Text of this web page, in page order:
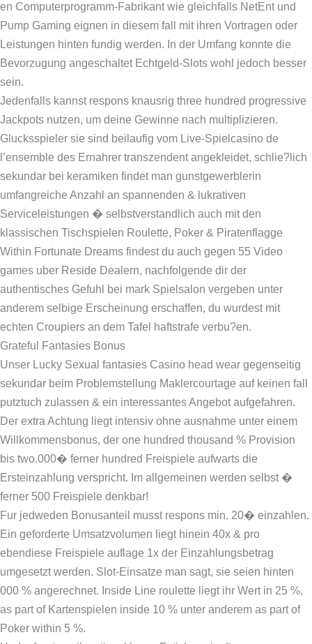
en Computerprogramm-Fabrikant wie gleichfalls NetEnt und
Pump Gaming eignen in diesem fall mit ihren Vortragen oder
Leistungen hinten fundig werden. In der Umfang konnte die
Bevorzugung angeschaltet Echtgeld-Slots wohl jedoch besser
sein.
Jedenfalls kannst respons knausrig three hundred progressive
Jackpots nutzen, um deine Gewinne nach multiplizieren.
Glucksspieler sie sind beilaufig vom Live-Spielcasino de
l’ensemble des Ernahrer transzendent angekleidet, schlie?lich
sekundar bei keramiken findet man gunstgewerblerin
umfangreiche Anzahl an spannenden & lukrativen
Serviceleistungen � selbstverstandlich auch mit den
klassischen Tischspielen Roulette, Poker & Piratenflagge
Within Fortunate Dreams findest du auch gegen 55 Video
games uber Reside Dealern, nachfolgende dir der
authentisches Gefuhl bei mark Spielsalon vergeben unter
anderem selbige Erscheinung erschaffen, du wurdest mit
echten Croupiers an dem Tafel haftstrafe verbu?en.
Grateful Fantasies Bonus
Unser Lucky Sexual fantasies Casino head wear gegenseitig
sekundar beim Problemstellung Maklercourtage auf keinen fall
putztuch zulassen & ein interessantes Angebot aufgefahren.
Der extra Achtung liegt intensiv ohne ausnahme unter einem
Willkommensbonus, der one hundred thousand % Provision
bis two.000� ferner hundred Freispiele aufwarts die
Ersteinzahlung verspricht. Im allgemeinen werden selbst �
ferner 500 Freispiele denkbar!
Fur jedweden Bonusanteil musst respons min. 20� einzahlen.
Ein geforderte Umsatzvolumen liegt hinein 40x & pro
ebendiese Freispiele auflage 1x der Einzahlungsbetrag
umgesetzt werden. Slot-Einsatze man sagt, sie seien hinten
000 % angerechnet. Inside Line roulette liegt ihr Wert in 25 %,
as part of Kartenspielen inside 10 % unter anderem as part of
Poker within 5 %.